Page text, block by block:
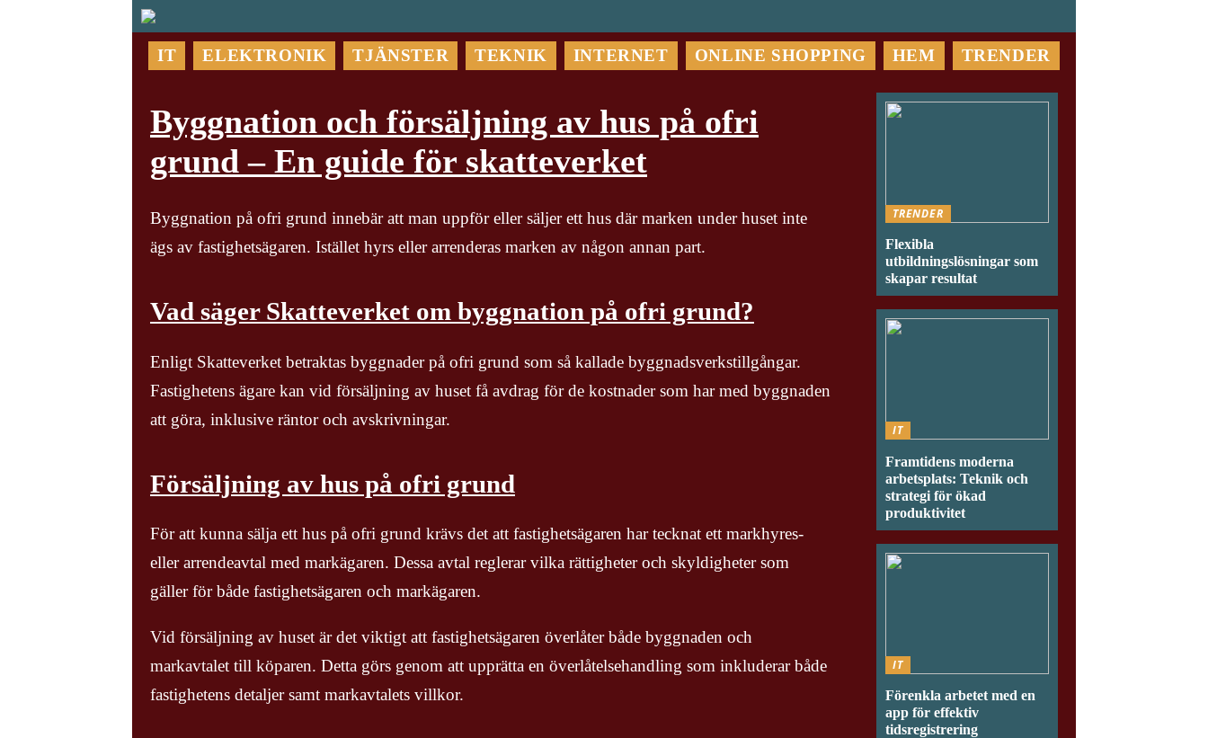
IT ELEKTRONIK TJÄNSTER TEKNIK INTERNET ONLINE SHOPPING HEM TRENDER
Byggnation och försäljning av hus på ofri
grund – En guide för skatteverket
Byggnation på ofri grund innebär att man uppför eller säljer ett hus där marken under huset inte
ägs av fastighetsägaren. Istället hyrs eller arrenderas marken av någon annan part.
Vad säger Skatteverket om byggnation på ofri grund?
Enligt Skatteverket betraktas byggnader på ofri grund som så kallade byggnadsverkstillgångar.
Fastighetens ägare kan vid försäljning av huset få avdrag för de kostnader som har med byggnaden
att göra, inklusive räntor och avskrivningar.
Försäljning av hus på ofri grund
För att kunna sälja ett hus på ofri grund krävs det att fastighetsägaren har tecknat ett markhyres-
eller arrendeavtal med markägaren. Dessa avtal reglerar vilka rättigheter och skyldigheter som
gäller för både fastighetsägaren och markägaren.
Vid försäljning av huset är det viktigt att fastighetsägaren överlåter både byggnaden och
markavtalet till köparen. Detta görs genom att upprätta en överlåtelsehandling som inkluderar både
fastighetens detaljer samt markavtalets villkor.
TRENDER
Flexibla
utbildningslösningar som
skapar resultat
IT
Framtidens moderna
arbetsplats: Teknik och
strategi för ökad
produktivitet
IT
Förenkla arbetet med en
app för effektiv
tidsregistrering